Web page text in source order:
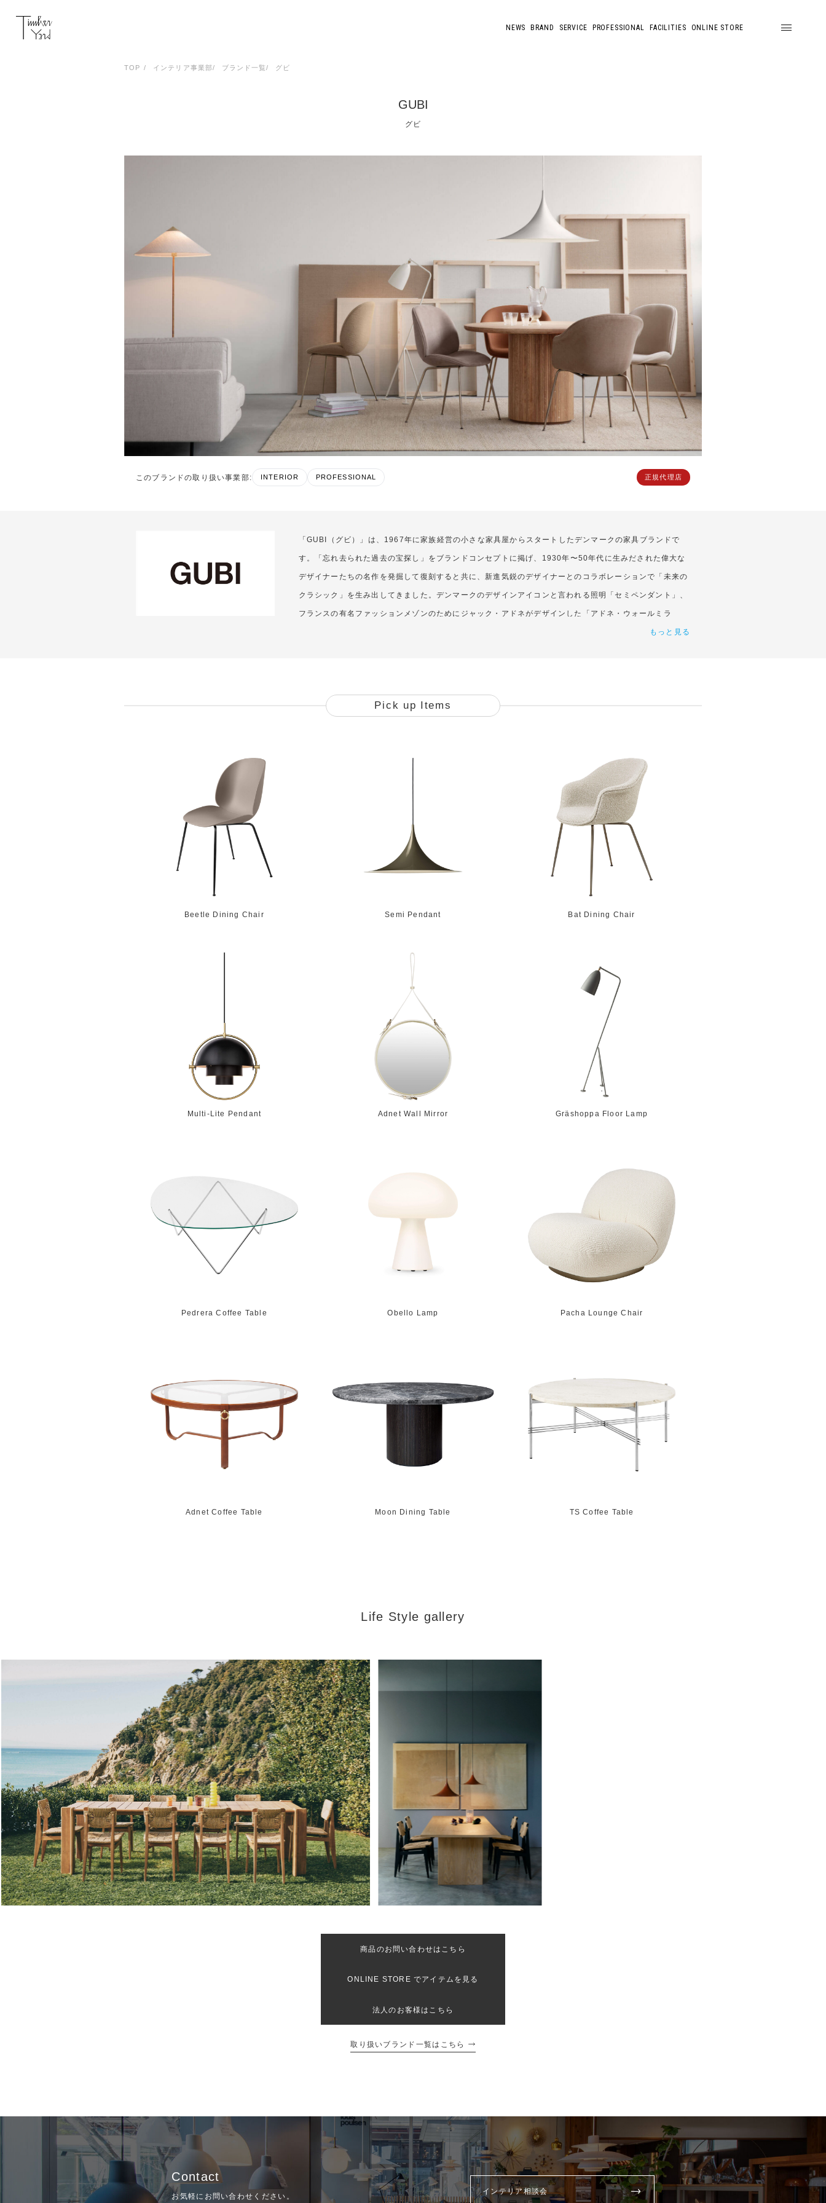
NEWS BRAND SERVICE PROFESSIONAL FACILITIES ONLINE STORE
TOP インテリア事業部 ブランド一覧 グビ
GUBI
グビ
このブランドの取り扱い事業部: INTERIOR PROFESSIONAL 正規代理店
「GUBI（グビ）」は、1967年に家族経営の小さな家具屋からスタートしたデンマークの家具ブランドで
す。「忘れ去られた過去の宝探し」をブランドコンセプトに掲げ、1930年〜50年代に生みだされた偉大な
デザイナーたちの名作を発掘して復刻すると共に、新進気鋭のデザイナーとのコラボレーションで「未来の
クラシック」を生み出してきました。デンマークのデザインアイコンと言われる照明「セミペンダント」、
フランスの有名ファッションメゾンのためにジャック・アドネがデザインした「アドネ・ウォールミラ
ー」、デザインデュオ、ガム・フラテージがデザインしたGUBI（グビ）のアイコン「ビートルチェア」な
もっと見る
Pick up Items
Beetle Dining Chair Semi Pendant Bat Dining Chair
Multi-Lite Pendant Adnet Wall Mirror Gräshoppa Floor Lamp
Pedrera Coffee Table Obello Lamp Pacha Lounge Chair
Adnet Coffee Table Moon Dining Table TS Coffee Table
Life Style gallery
商品のお問い合わせはこちら
ONLINE STORE でアイテムを見る
法人のお客様はこちら
取り扱いブランド一覧はこちら
Contact
お気軽にお問い合わせください。
インテリア相談会